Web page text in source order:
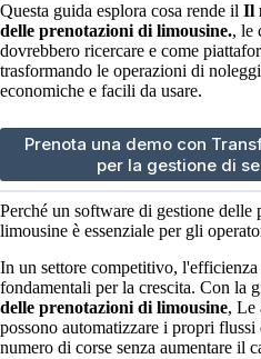
Questa guida esplora cosa rende il Il
delle prenotazioni di limousine., le
dovrebbero ricercare e come
trasformando le operazioni di
economiche e facili da usare.
Prenota una demo con
per la gestione di
Perché un software di gestione
limousine è essenziale per gli
In un settore competitivo,
fondamentali per la crescita. Con la
delle prenotazioni di limousine, Le
possono automatizzare i propri
numero di corse senza aumentare il